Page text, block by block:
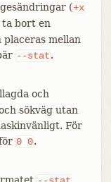
(+x
bort en
mellan
--stat.
och
sökväg utan
För
0 0.